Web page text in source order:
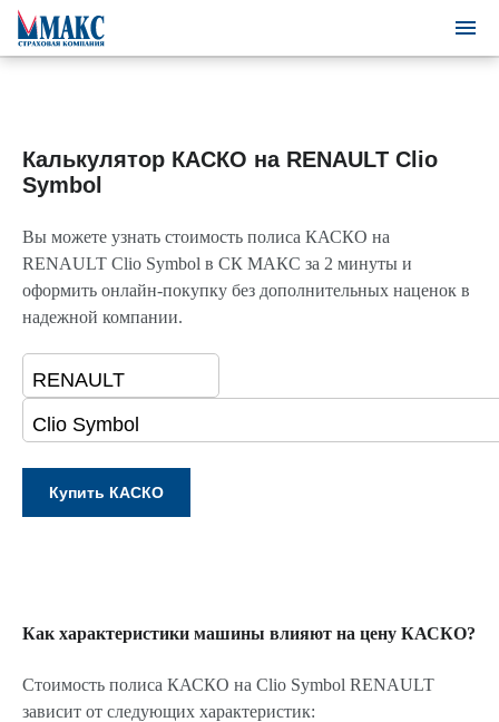
Калькулятор КАСКО на RENAULT Clio
Symbol
Вы можете узнать стоимость полиса КАСКО на
RENAULT Clio Symbol в СК МАКС за 2 минуты и
оформить онлайн-покупку без дополнительных наценок в
надежной компании.
Как характеристики машины влияют на цену КАСКО?
Стоимость полиса КАСКО на Clio Symbol RENAULT
зависит от следующих характеристик: